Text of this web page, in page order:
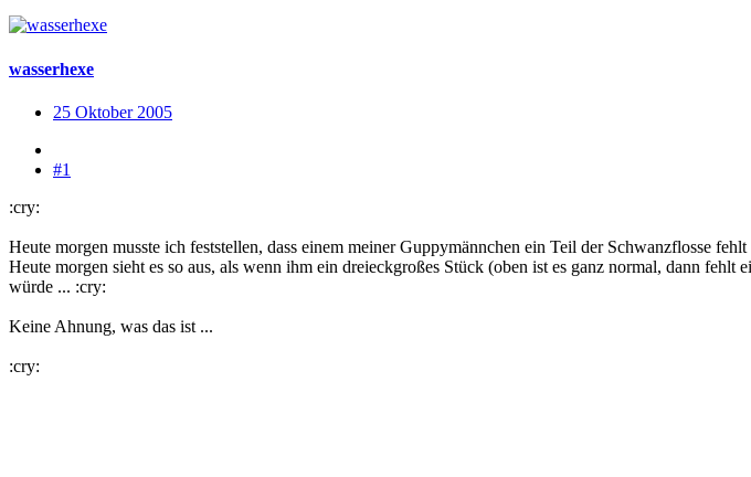
wasserhexe
25 Oktober 2005
#1
:cry:
Heute morgen musste ich feststellen, dass einem meiner Guppymännchen ein Teil der Schwanzflosse
Heute morgen sieht es so aus, als wenn ihm ein dreieckgroßes Stück (oben ist es ganz normal, dann
würde ... :cry:
Keine Ahnung, was das ist ...
:cry: